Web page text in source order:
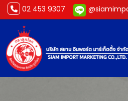
02 453 9307